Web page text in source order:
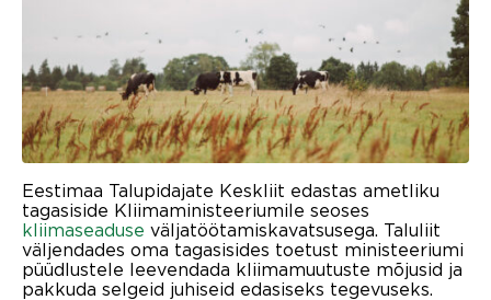
Eestimaa Talupidajate Keskliit edastas ametliku
tagasiside Kliimaministeeriumile seoses
kliimaseaduse väljatöötamiskavatsusega. Taluliit
väljendades oma tagasisides toetust ministeeriumi
püüdlustele leevendada kliimamuutuste mõjusid ja
pakkuda selgeid juhiseid edasiseks tegevuseks.